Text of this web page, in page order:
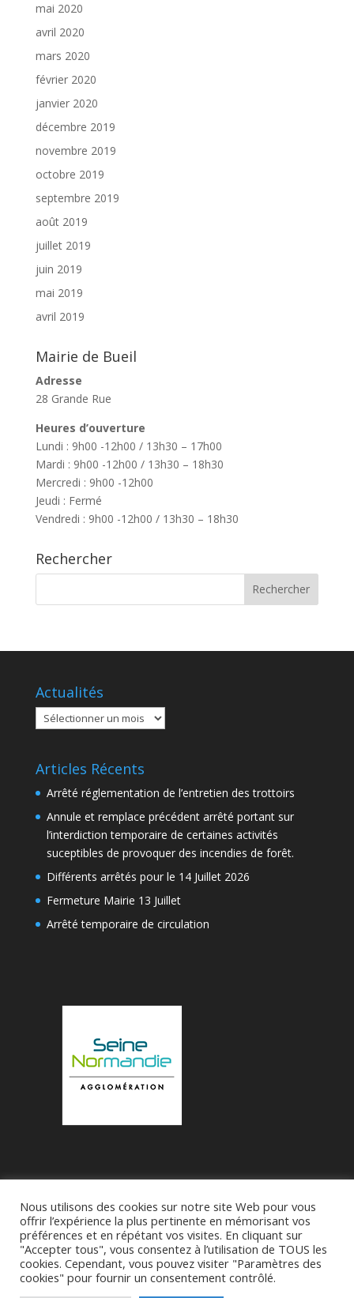
mai 2020
avril 2020
mars 2020
février 2020
janvier 2020
décembre 2019
novembre 2019
octobre 2019
septembre 2019
août 2019
juillet 2019
juin 2019
mai 2019
avril 2019
Mairie de Bueil
Adresse
28 Grande Rue
Heures d’ouverture
Lundi : 9h00 -12h00 / 13h30 – 17h00
Mardi : 9h00 -12h00 / 13h30 – 18h30
Mercredi : 9h00 -12h00
Jeudi : Fermé
Vendredi : 9h00 -12h00 / 13h30 – 18h30
Rechercher
Actualités
Actualités
Articles Récents
Arrêté réglementation de l’entretien des trottoirs
Annule et remplace précédent arrêté portant sur
l’interdiction temporaire de certaines activités
suceptibles de provoquer des incendies de forêt.
Différents arrêtés pour le 14 Juillet 2026
Fermeture Mairie 13 Juillet
Arrêté temporaire de circulation
Accueil Municipalité
Le Village de Bueil
Associations
Nous utilisons des cookies sur notre site Web pour vous
offrir l’expérience la plus pertinente en mémorisant vos
préférences et en répétant vos visites. En cliquant sur
"Accepter tous", vous consentez à l’utilisation de TOUS les
cookies. Cependant, vous pouvez visiter "Paramètres des
cookies" pour fournir un consentement contrôlé.